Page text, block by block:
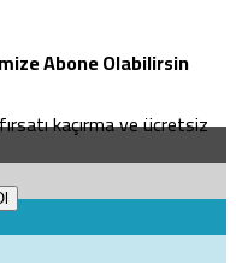
Abone Olabilirsin
kaçırma ve ücretsiz